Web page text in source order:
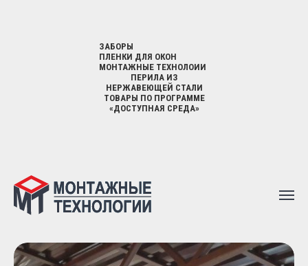
ЗАБОРЫ
ПЛЕНКИ ДЛЯ ОКОН
МОНТАЖНЫЕ ТЕХНОЛОИИ
ПЕРИЛА ИЗ
НЕРЖАВЕЮЩЕЙ СТАЛИ
ТОВАРЫ ПО ПРОГРАММЕ
«ДОСТУПНАЯ СРЕДА»